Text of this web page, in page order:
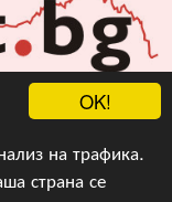
OK!
на трафика.
страна се